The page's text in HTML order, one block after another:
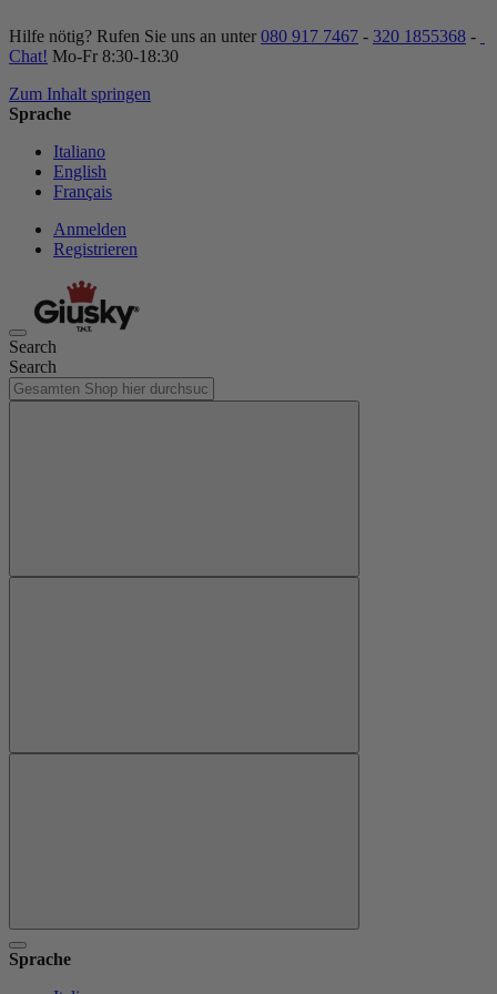
Hilfe nötig? Rufen Sie uns an unter 080 917 7467 - 320 1855368 -
Chat! Mo-Fr 8:30-18:30
Zum Inhalt springen
Sprache
Italiano
English
Français
Anmelden
Registrieren
Search
Search
Sprache